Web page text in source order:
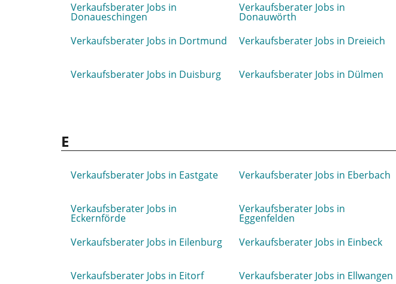
Verkaufsberater Jobs in
Donaueschingen
Verkaufsberater Jobs in
Donauwörth
Verkaufsberater Jobs in Dortmund Verkaufsberater Jobs in Dreieich
Verkaufsberater Jobs in Duisburg
Verkaufsberater Jobs in Dülmen
E
Verkaufsberater Jobs in Eastgate Verkaufsberater Jobs in Eberbach
Verkaufsberater Jobs in
Eckernförde
Verkaufsberater Jobs in
Eggenfelden
Verkaufsberater Jobs in Eilenburg Verkaufsberater Jobs in Einbeck
Verkaufsberater Jobs in Eitorf
Verkaufsberater Jobs in Ellwangen